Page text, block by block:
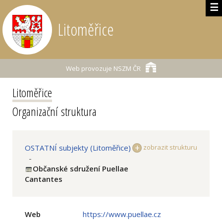
☰
Litoměřice
Web provozuje NSZM ČR
Litoměřice
Organizační struktura
zobrazit strukturu
OSTATNÍ subjekty (Litoměřice)
-
Občanské sdružení Puellae
Cantantes
Web
https://www.puellae.cz